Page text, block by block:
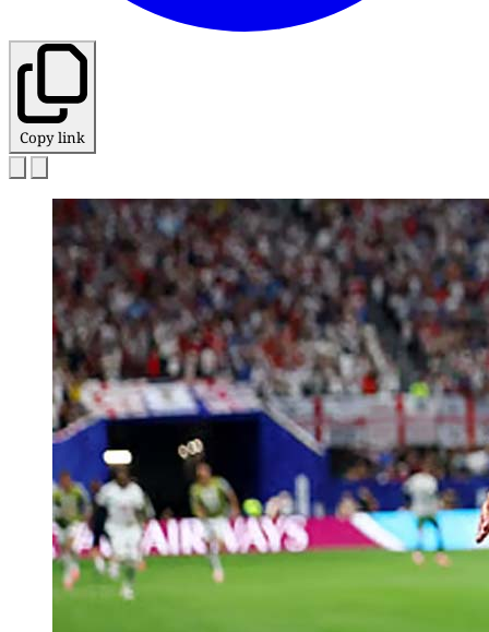
Copy link